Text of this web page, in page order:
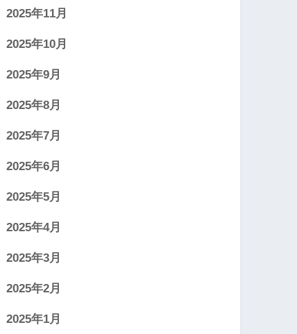
2025年11月
2025年10月
2025年9月
2025年8月
2025年7月
2025年6月
2025年5月
2025年4月
2025年3月
2025年2月
2025年1月